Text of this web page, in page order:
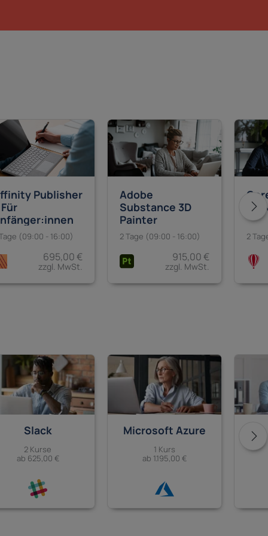
Publisher
(09:00 - 16:00)
695,00 €
zzgl. MwSt.
Adobe
Substance 3D
Painter
2 Tage (09:00 - 16:00)
915,00 €
zzgl. MwSt.
2
Slack
2 Kurse
ab 625,00 €
Microsoft Azure
1 Kurs
ab 1.195,00 €